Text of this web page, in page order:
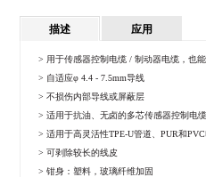
描述 应用
> 用于传感器控制电缆 / 制动器电缆，也
> 自适应φ 4.4 - 7.5mm导线
> 不损伤内部导线或屏蔽层
> 适用于抗油、无卤的多芯传感器控制电缆
> 适用于高灵活性TPE-U管道、 PUR和PVC
> 可剥除较长的线皮
> 钳身：塑料，玻璃纤维加固